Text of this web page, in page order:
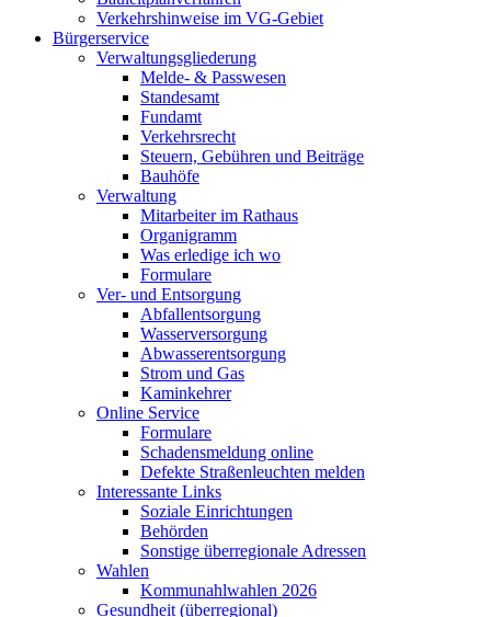
Verkehrshinweise im VG-Gebiet
Bürgerservice
Verwaltungsgliederung
Melde- & Passwesen
Standesamt
Fundamt
Verkehrsrecht
Steuern, Gebühren und Beiträge
Bauhöfe
Verwaltung
Mitarbeiter im Rathaus
Organigramm
Was erledige ich wo
Formulare
Ver- und Entsorgung
Abfallentsorgung
Wasserversorgung
Abwasserentsorgung
Strom und Gas
Kaminkehrer
Online Service
Formulare
Schadensmeldung online
Defekte Straßenleuchten melden
Interessante Links
Soziale Einrichtungen
Behörden
Sonstige überregionale Adressen
Wahlen
Kommunahlwahlen 2026
Gesundheit (überregional)